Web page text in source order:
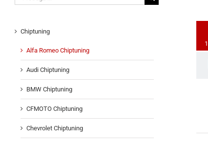
for:
Chiptuning
Alfa Romeo Chiptuning
Audi Chiptuning
BMW Chiptuning
CFMOTO Chiptuning
Chevrolet Chiptuning